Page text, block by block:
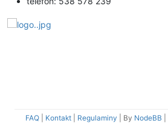
FAQ| Kontakt| Regulaminy | By NodeBB